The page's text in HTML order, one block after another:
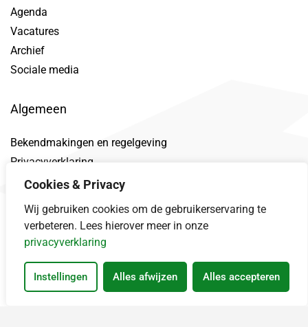
Cookies & Privacy
Wij gebruiken cookies om de gebruikerservaring te
verbeteren. Lees hierover meer in onze
privacyverklaring
Instellingen Alles afwijzen Alles accepteren
Agenda
Vacatures
Archief
Sociale media
Algemeen
Bekendmakingen en regelgeving
Privacyverklaring
Toegankelijkheidsverklaring
Datalek